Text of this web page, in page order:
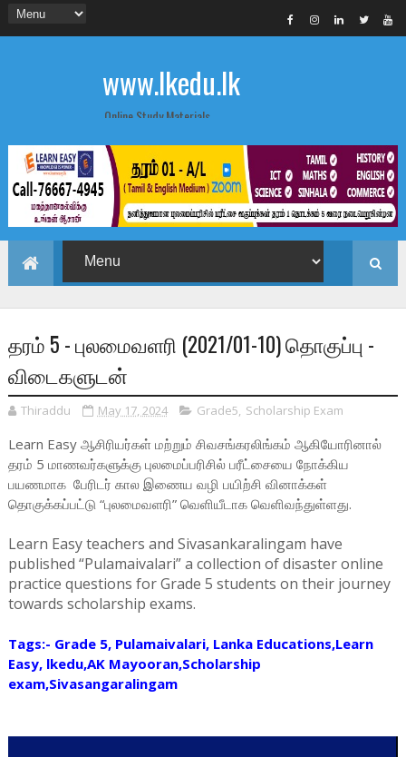
www.lkedu.lk
Online Study Materials
தரம் 5 - புலமைவளரி (2021/01-10) தொகுப்பு -
விடைகளுடன்
Thiraddu May 17, 2024 Grade5, Scholarship Exam
Learn Easy ஆசிரியர்கள் மற்றும் சிவசங்கரலிங்கம் ஆகியோரினால்
தரம் 5 மாணவர்களுக்கு புலமைப்பரிசில் பரீட்சையை நோக்கிய
பயணமாக பேரிடர் கால இணைய வழி பயிற்சி வினாக்கள்
தொகுக்கப்பட்டு “புலமைவளரி” வெளியீடாக வெளிவந்துள்ளது.
Learn Easy teachers and Sivasankaralingam have
published “Pulamaivalari” a collection of disaster online
practice questions for Grade 5 students on their journey
towards scholarship exams.
Tags:- Grade 5, Pulamaivalari, Lanka Educations,Learn
Easy, lkedu,AK Mayooran,Scholarship
exam,Sivasangaralingam